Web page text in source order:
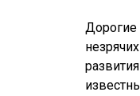
Дорогие